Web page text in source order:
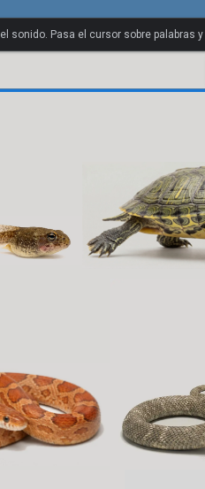
sonido. Pasa el cursor sobre palabras